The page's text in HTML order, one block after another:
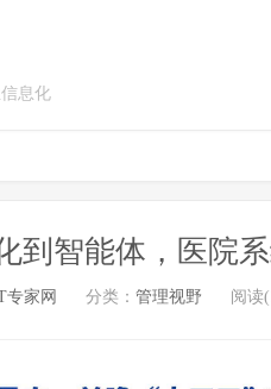
息化
到智能体，医院
专家网 分类： 管理视野 阅读